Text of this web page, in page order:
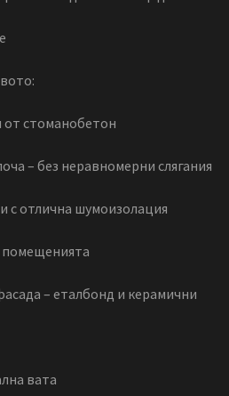
стоманобетон
– без неравномерни слягания
с отлична шумоизолация
помещенията
– еталбонд и керамични
вата